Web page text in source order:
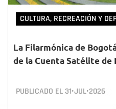
CULTURA, RECREACIÓN Y
La Filarmónica de
de la Cuenta Satélite de
PUBLICADO EL 31•JUL•2026